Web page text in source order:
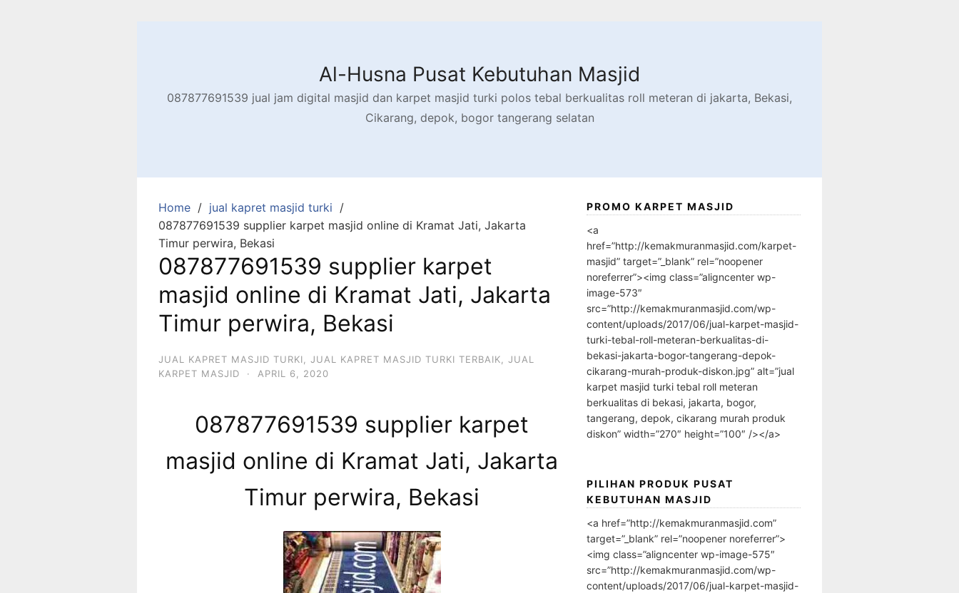
Al-Husna Pusat Kebutuhan Masjid
087877691539 jual jam digital masjid dan karpet masjid turki polos tebal berkualitas roll meteran di jakarta, Bekasi,
Cikarang, depok, bogor tangerang selatan
Home
jual kapret masjid turki
087877691539 supplier karpet masjid online di Kramat Jati, Jakarta
Timur perwira, Bekasi
087877691539 supplier karpet
masjid online di Kramat Jati, Jakarta
Timur perwira, Bekasi
JUAL KAPRET MASJID TURKI JUAL KAPRET MASJID TURKI TERBAIK
JUAL
KARPET MASJID
· APRIL 6, 2020
087877691539 supplier karpet
masjid online di Kramat Jati, Jakarta
Timur perwira, Bekasi
PROMO KARPET MASJID
<a
href=”http://kemakmuranmasjid.com/karpet-
masjid” target=”_blank” rel=”noopener
noreferrer”><img class=”aligncenter wp-
image-573″
src=”http://kemakmuranmasjid.com/wp-
content/uploads/2017/06/jual-karpet-masjid-
turki-tebal-roll-meteran-berkualitas-di-
bekasi-jakarta-bogor-tangerang-depok-
cikarang-murah-produk-diskon.jpg” alt=”jual
karpet masjid turki tebal roll meteran
berkualitas di bekasi, jakarta, bogor,
tangerang, depok, cikarang murah produk
diskon” width=”270″ height=”100″ /></a>
PILIHAN PRODUK PUSAT
KEBUTUHAN MASJID
<a href=”http://kemakmuranmasjid.com”
target=”_blank” rel=”noopener noreferrer”>
<img class=”aligncenter wp-image-575″
src=”http://kemakmuranmasjid.com/wp-
content/uploads/2017/06/jual-karpet-masjid-